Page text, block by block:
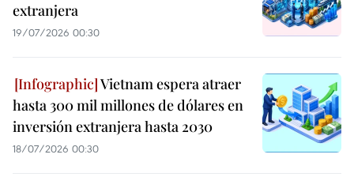
extranjera
19/07/2026 00:30
Vietnam espera atraer
hasta 300 mil millones de dólares en
inversión extranjera hasta 2030
18/07/2026 00:30